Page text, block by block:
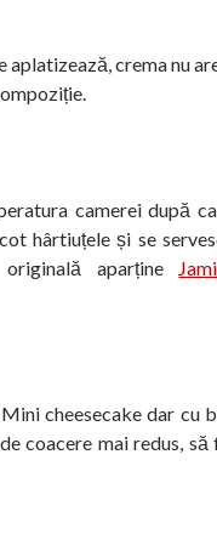
aplatizează, crema nu
camerei după
hârtiuțele și se
originală aparține
cheesecake dar cu
coacere mai redus, să